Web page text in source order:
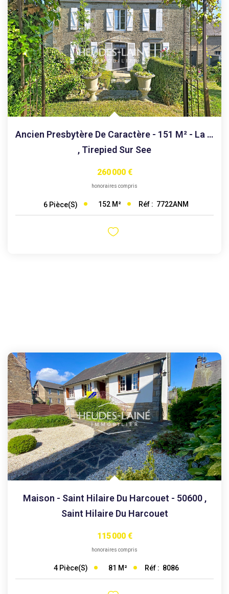
Ancien Presbytère De Caractère - 151 M² - La Gohannière -
, Tirepied Sur See
260 000 €
honoraires compris
6 Pièce(s) 152 M² Réf : 7722ANM
Maison - Saint Hilaire Du Harcouet - 50600 ,
Saint Hilaire Du Harcouet
115 000 €
honoraires compris
4 Pièce(s) 81 M² Réf : 8086